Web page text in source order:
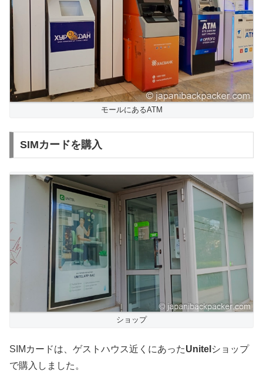
モールにあるATM
SIMカードを購入
ショップ
SIMカードは、ゲストハウス近くにあったUnitel ショップ
で購入しました。